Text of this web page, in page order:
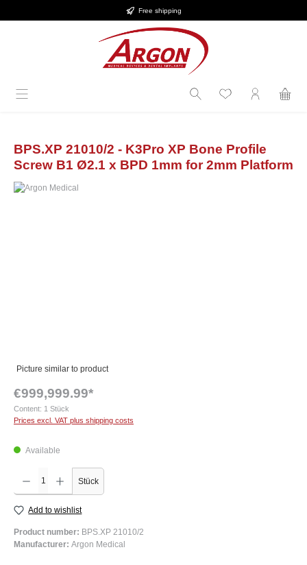
Free shipping
BPS.XP 21010/2 - K3Pro XP Bone Profile
Screw B1 Ø2.1 x BPD 1mm for 2mm Platform
Picture similar to product
€999,999.99*
Content: 1 Stück
Prices excl. VAT plus shipping costs
Available
Product Quantity: Enter the desired amount or use the buttons to increase or decrease the
Stück
Add to wishlist
Product number: BPS.XP 21010/2
Manufacturer: Argon Medical